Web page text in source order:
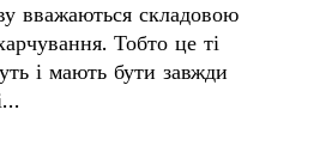
вважаються складовою
Тобто це ті
і мають бути завжди